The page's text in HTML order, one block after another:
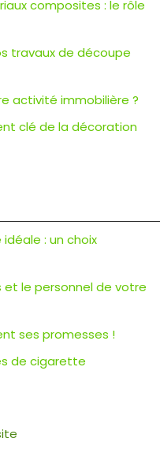
composites : le rôle
travaux de découpe
activité immobilière ?
clé de la décoration
: un choix
le personnel de votre
ses promesses !
de cigarette